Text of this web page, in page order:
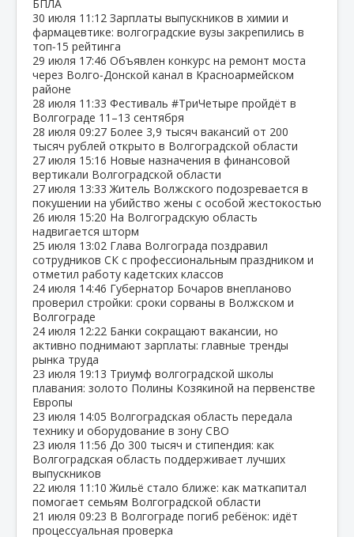
БПЛА
30 июля 11:12 Зарплаты выпускников в химии и
фармацевтике: волгоградские вузы закрепились в
топ‑15 рейтинга
29 июля 17:46 Объявлен конкурс на ремонт моста
через Волго‑Донской канал в Красноармейском
районе
28 июля 11:33 Фестиваль #ТриЧетыре пройдёт в
Волгограде 11–13 сентября
28 июля 09:27 Более 3,9 тысяч вакансий от 200
тысяч рублей открыто в Волгоградской области
27 июля 15:16 Новые назначения в финансовой
вертикали Волгоградской области
27 июля 13:33 Житель Волжского подозревается в
покушении на убийство жены с особой жестокостью
26 июля 15:20 На Волгоградскую область
надвигается шторм
25 июля 13:02 Глава Волгограда поздравил
сотрудников СК с профессиональным праздником и
отметил работу кадетских классов
24 июля 14:46 Губернатор Бочаров внепланово
проверил стройки: сроки сорваны в Волжском и
Волгограде
24 июля 12:22 Банки сокращают вакансии, но
активно поднимают зарплаты: главные тренды
рынка труда
23 июля 19:13 Триумф волгоградской школы
плавания: золото Полины Козякиной на первенстве
Европы
23 июля 14:05 Волгоградская область передала
технику и оборудование в зону СВО
23 июля 11:56 До 300 тысяч и стипендия: как
Волгоградская область поддерживает лучших
выпускников
22 июля 11:10 Жильё стало ближе: как маткапитал
помогает семьям Волгоградской области
21 июля 09:23 В Волгограде погиб ребёнок: идёт
процессуальная проверка